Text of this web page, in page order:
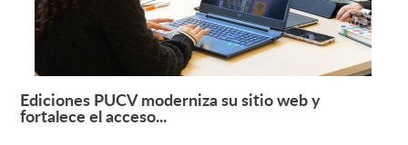
Leer más +
Ediciones PUCV moderniza su sitio web y
fortalece el acceso...